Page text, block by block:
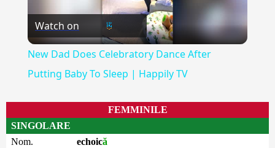
Video
Watch on
New Dad Does Celebratory Dance After
Putting Baby To Sleep | Happily TV
FEMMINILE
SINGOLARE
Nom.
echoică